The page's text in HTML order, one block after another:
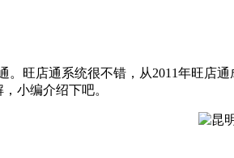
店通系统很不错，从2011年旺店
小编介绍下吧。